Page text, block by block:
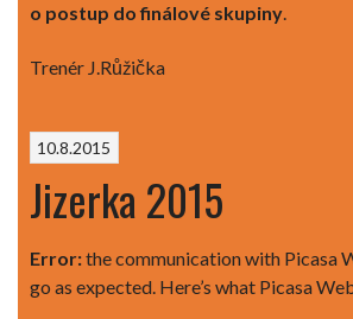
o postup do finálové skupiny.
Trenér J.Růžička
10.8.2015
Jizerka 2015
Error:the communication with Picasa
go as expected. Here’s what Picasa